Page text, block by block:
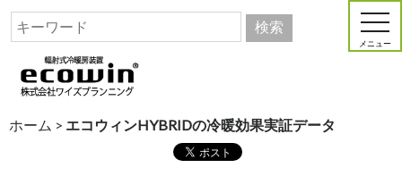
メニュー
ホーム > エコウィンHYBRIDの冷暖効果実証データ